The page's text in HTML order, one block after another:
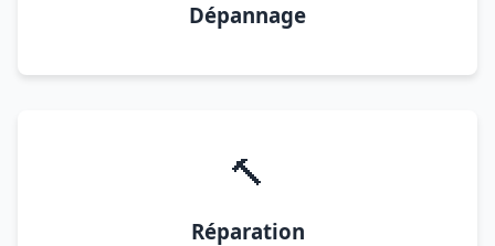
Dépannage
🔨
Réparation